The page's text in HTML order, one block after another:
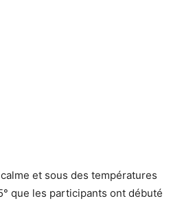
et sous des températures
que les participants ont débuté